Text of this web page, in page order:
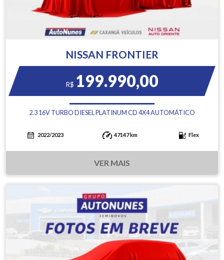
NISSAN FRONTIER
R$ 199.990,00
2.3 16V TURBO DIESEL PLATINUM CD 4X4 AUTOMÁTICO
2022/2023 47147 km Flex
VER MAIS